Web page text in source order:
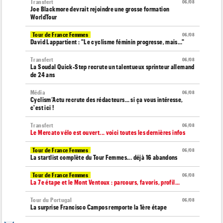
06/08
Transfert
Joe Blackmore devrait rejoindre une grosse formation
WorldTour
06/08
Tour de France Femmes
David Lappartient : "Le cyclisme féminin progresse, mais…"
06/08
Transfert
La Soudal Quick-Step recrute un talentueux sprinteur allemand
de 24 ans
06/08
Média
Cyclism’Actu recrute des rédacteurs… si ça vous intéresse,
c'est ici !
06/08
Transfert
Le Mercato vélo est ouvert... voici toutes les dernières infos
06/08
Tour de France Femmes
La startlist complète du Tour Femmes... déjà 16 abandons
06/08
Tour de France Femmes
La 7e étape et le Mont Ventoux : parcours, favoris, profil…
06/08
Tour du Portugal
La surprise Francisco Campos remporte la 1ère étape